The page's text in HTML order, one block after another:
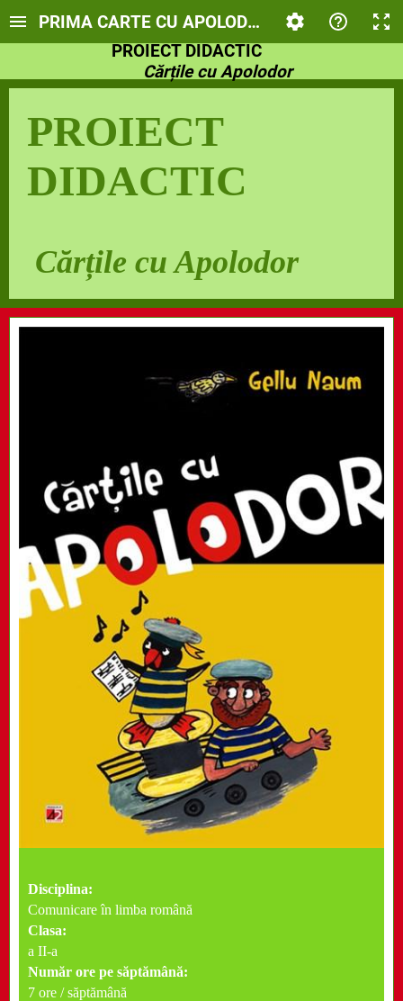
PRIMA CARTE CU APOLODOR, Clasa a II-a
PROIECT DIDACTIC
Cărțile cu Apolodor
PROIECT
DIDACTIC
Cărțile cu Apolodor
Disciplina:
Comunicare în limba română
Clasa:
a II-a
Număr ore pe săptămână:
7 ore / săptămână